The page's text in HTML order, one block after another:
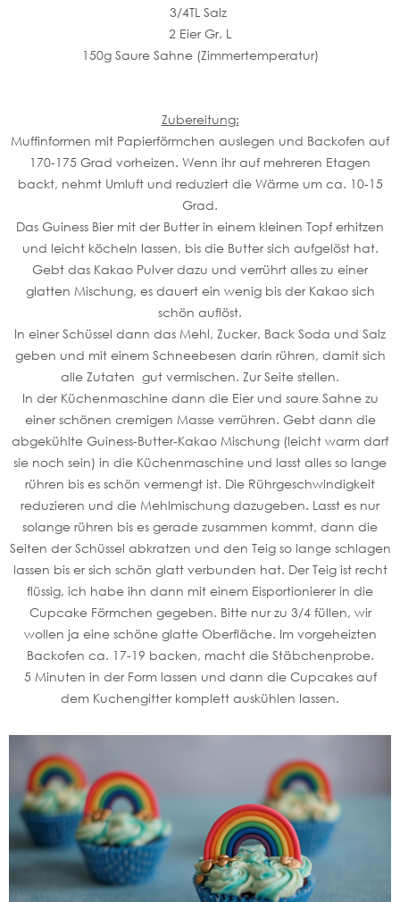
3/4TL Salz
2 Eier Gr. L
150g Saure Sahne (Zimmertemperatur)
Zubereitung:
Muffinformen mit Papierförmchen auslegen und Backofen auf
170-175 Grad vorheizen. Wenn ihr auf mehreren Etagen
backt, nehmt Umluft und reduziert die Wärme um ca. 10-15
Grad.
Das Guiness Bier mit der Butter in einem kleinen Topf erhitzen
und leicht köcheln lassen, bis die Butter sich aufgelöst hat.
Gebt das Kakao Pulver dazu und verrührt alles zu einer
glatten Mischung, es dauert ein wenig bis der Kakao sich
schön auflöst.
In einer Schüssel dann das Mehl, Zucker, Back Soda und Salz
geben und mit einem Schneebesen darin rühren, damit sich
alle Zutaten gut vermischen. Zur Seite stellen.
In der Küchenmaschine dann die Eier und saure Sahne zu
einer schönen cremigen Masse verrühren. Gebt dann die
abgekühlte Guiness-Butter-Kakao Mischung (leicht warm darf
sie noch sein) in die Küchenmaschine und lasst alles so lange
rühren bis es schön vermengt ist. Die Rührgeschwindigkeit
reduzieren und die Mehlmischung dazugeben. Lasst es nur
solange rühren bis es gerade zusammen kommt, dann die
Seiten der Schüssel abkratzen und den Teig so lange schlagen
lassen bis er sich schön glatt verbunden hat. Der Teig ist recht
flüssig, ich habe ihn dann mit einem Eisportionierer in die
Cupcake Förmchen gegeben. Bitte nur zu 3/4 füllen, wir
wollen ja eine schöne glatte Oberfläche. Im vorgeheizten
Backofen ca. 17-19 backen, macht die Stäbchenprobe.
5 Minuten in der Form lassen und dann die Cupcakes auf
dem Kuchengitter komplett auskühlen lassen.